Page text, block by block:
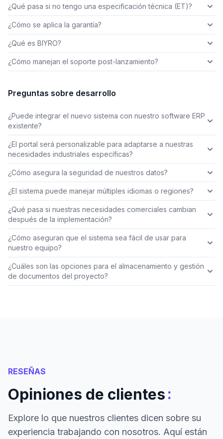
¿Qué pasa si no tengo una especificación técnica (ET)?
¿Cómo se aplica la garantía?
¿Qué es BIYRO?
¿Cómo manejan el soporte post-lanzamiento?
Preguntas sobre desarrollo
¿Puede integrar el nuevo sistema con nuestro software ERP
existente?
¿El portal será personalizable para adaptarse a nuestras
necesidades industriales específicas?
¿Cómo asegura la seguridad de nuestros datos?
¿El sistema puede manejar múltiples idiomas o regiones?
¿Qué pasa si nuestras necesidades comerciales cambian
después de la implementación?
¿Cómo aseguran que el sistema sea fácil de usar para
nuestro equipo?
¿Cuáles son las opciones para el almacenamiento y gestión
de documentos del proyecto?
RESEÑAS
Opiniones de clientes:
Explore lo que nuestros clientes dicen sobre su
experiencia trabajando con nosotros. Aquí están